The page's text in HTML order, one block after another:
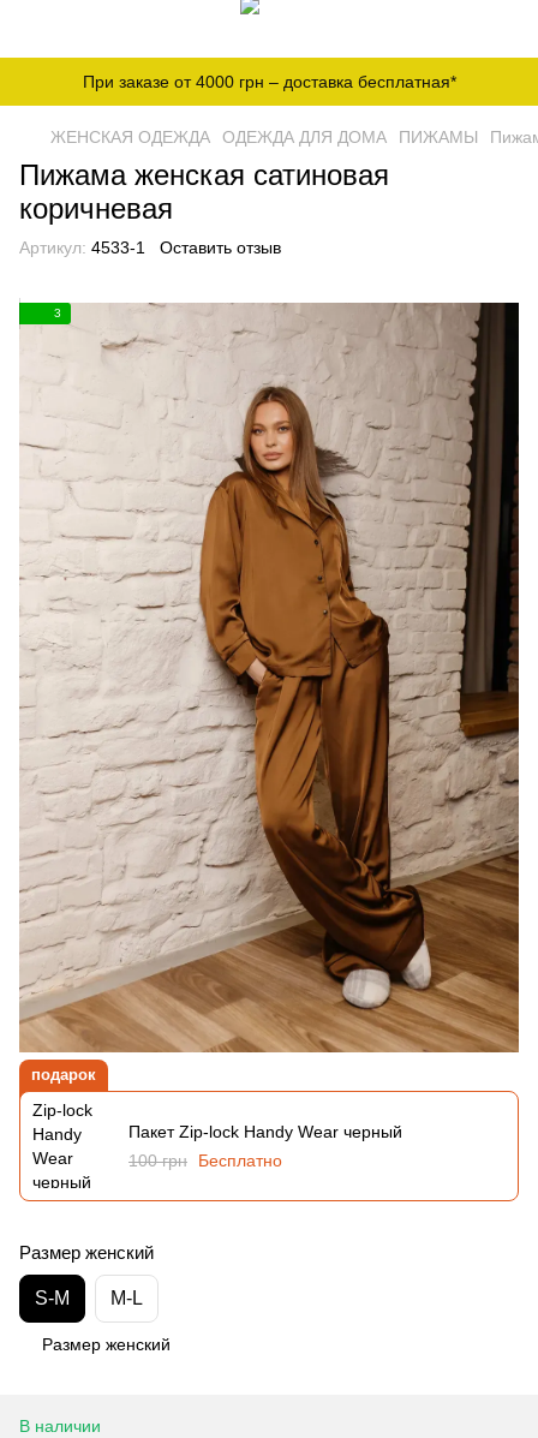
При заказе от 4000 грн – доставка бесплатная*
ЖЕНСКАЯ ОДЕЖДА ОДЕЖДА ДЛЯ ДОМА ПИЖАМЫ
Пижама женская сатиновая
коричневая
Артикул: 4533-1 Оставить отзыв
3
подарок
Пакет Zip-lock Handy Wear черный
100 грн
Бесплатно
Размер женский
S-M M-L
Размер женский
В наличии